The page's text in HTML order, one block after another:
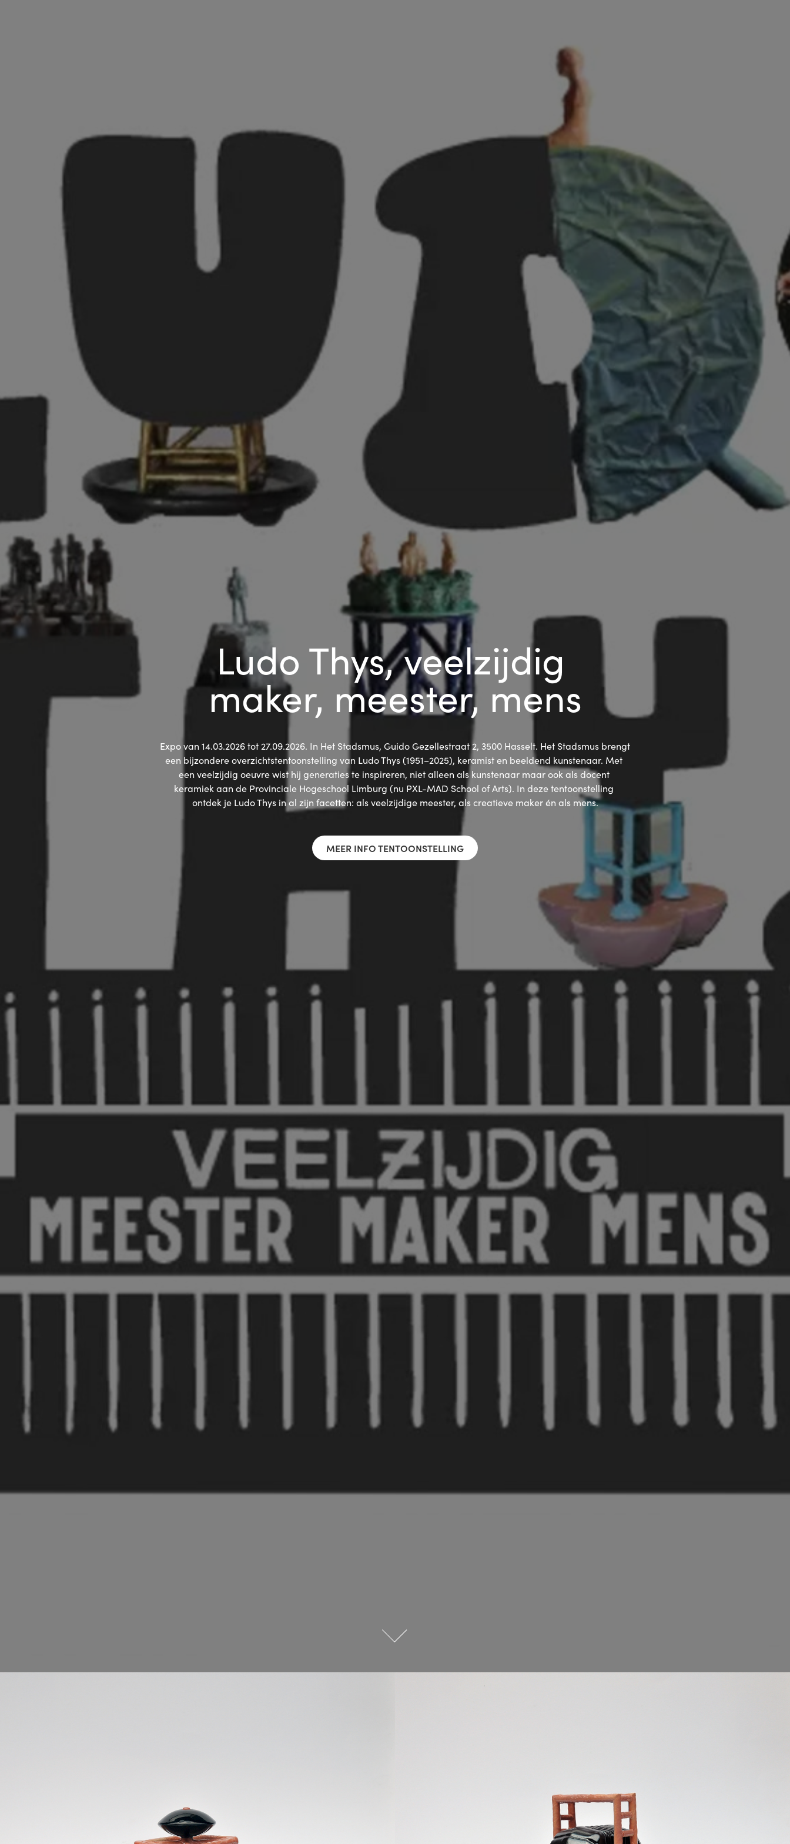
Ludo Thys, veelzijdig
maker, meester, mens
Expo van 14.03.2026 tot 27.09.2026. In Het Stadsmus, Guido Gezellestraat 2, 3500 Hasselt. Het Stadsmus brengt
een bijzondere overzichtstentoonstelling van Ludo Thys (1951–2025), keramist en beeldend kunstenaar. Met
een veelzijdig oeuvre wist hij generaties te inspireren, niet alleen als kunstenaar maar ook als docent
keramiek aan de Provinciale Hogeschool Limburg (nu PXL-MAD School of Arts). In deze tentoonstelling
ontdek je Ludo Thys in al zijn facetten: als veelzijdige meester, als creatieve maker én als mens.
MEER INFO TENTOONSTELLING
Twin peaks Pandora’s box II